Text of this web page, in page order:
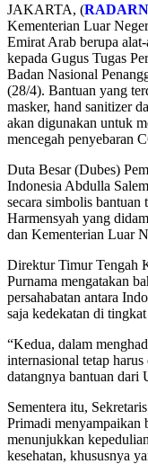
JAKARTA, (
Kementerian Luar
Emirat Arab berupa
kepada Gugus Tugas
Badan Nasional
(28/4). Bantuan yang
masker, hand sanitizer
akan digunakan untuk
mencegah penyebaran
Duta Besar (Dubes)
Indonesia Abdulla
secara simbolis
Harmensyah yang
dan Kementerian Luar
Direktur Timur Tengah
Purnama mengatakan
persahabatan antara
saja kedekatan di
“Kedua, dalam
internasional tetap
datangnya bantuan dari
Sementera itu,
Primadi menyampaikan
menunjukkan
kesehatan, khususnya